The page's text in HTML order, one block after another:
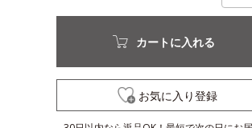
カートに入れる
お気に入り登録